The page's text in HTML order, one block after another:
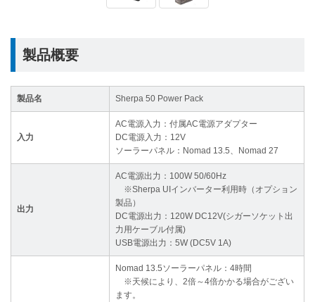
製品概要
製品名 Sherpa 50 Power Pack
入力
AC電源入力：付属AC電源アダプター
DC電源入力：12V
ソーラーパネル：Nomad 13.5、Nomad 27
出力
AC電源出力：100W 50/60Hz
※Sherpa UIインバーター利用時（オプション
製品）
DC電源出力：120W DC12V(シガーソケット出
力用ケーブル付属)
USB電源出力：5W (DC5V 1A)
Nomad 13.5ソーラーパネル：4時間
※天候により、2倍～4倍かかる場合がござい
ます。